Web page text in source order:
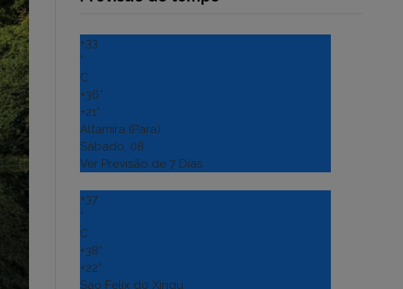
+33
°
C
+36°
+21°
Altamira (Para)
Sábado, 08
Ver Previsão de 7 Dias
+37
°
C
+38°
+22°
Sao Felix do Xingu